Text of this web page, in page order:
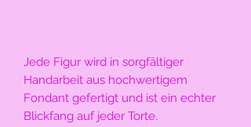
Jede Figur wird in sorgfältiger
Handarbeit aus hochwertigem
Fondant gefertigt und ist ein echter
Blickfang auf jeder Torte.